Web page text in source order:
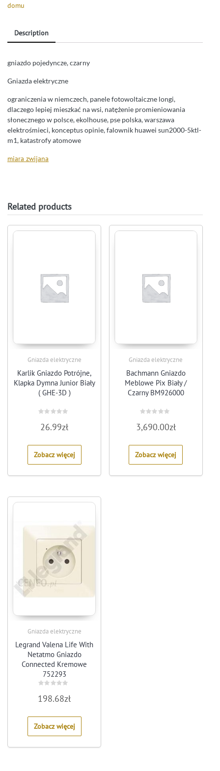
domu
Description
gniazdo pojedyncze, czarny
Gniazda elektryczne
ograniczenia w niemczech, panele fotowoltaiczne longi,
dlaczego lepiej mieszkać na wsi, natężenie promieniowania
słonecznego w polsce, ekolhouse, pse polska, warszawa
elektrośmieci, konceptus opinie, falownik huawei sun2000-5ktl-
m1, katastrofy atomowe
miara zwijana
Related products
Gniazda elektryczne
Karlik Gniazdo Potrójne,
Klapka Dymna Junior Biały
( GHE-3D )
0
5
26.99zł
Zobacz więcej
Gniazda elektryczne
Bachmann Gniazdo
Meblowe Pix Biały /
Czarny BM926000
0
out
5
3,690.00zł
Zobacz więcej
Gniazda elektryczne
Legrand Valena Life With
Netatmo Gniazdo
Connected Kremowe
752293
0
5
198.68zł
Zobacz więcej